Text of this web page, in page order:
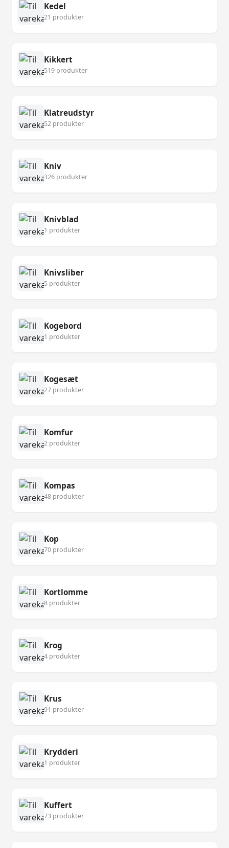
Kedel
21 produkter
Kikkert
519 produkter
Klatreudstyr
52 produkter
Kniv
326 produkter
Knivblad
1 produkter
Knivsliber
5 produkter
Kogebord
1 produkter
Kogesæt
27 produkter
Komfur
2 produkter
Kompas
48 produkter
Kop
70 produkter
Kortlomme
8 produkter
Krog
4 produkter
Krus
91 produkter
Krydderi
1 produkter
Kuffert
73 produkter